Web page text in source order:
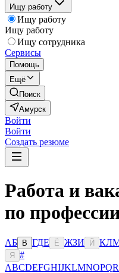
Ищу работу
Ищу работу
Ищу работу
Ищу сотрудника
Сервисы
Помощь
Ещё
Поиск
Амурск
Войти
Войти
Создать резюме
Работа и
по
АБ В ГДЕ Ё ЖЗИ Й КЛ
Я
#
ABCDEFGHIJKLMNOPQR